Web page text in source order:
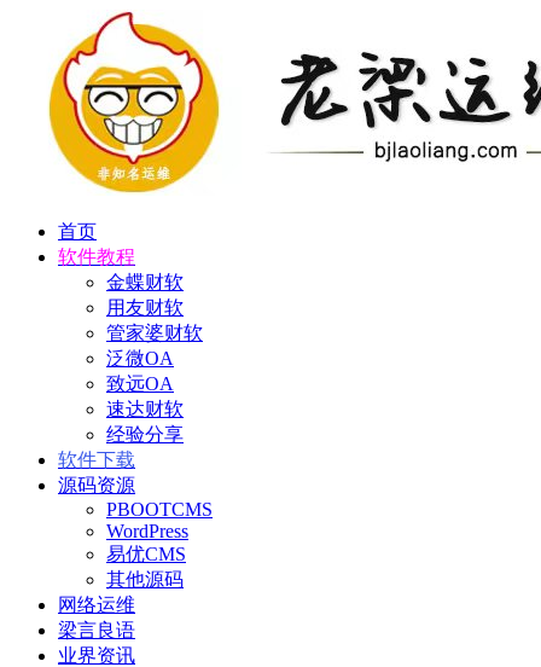
首页
软件教程
金蝶财软
用友财软
管家婆财软
泛微OA
致远OA
速达财软
经验分享
软件下载
源码资源
PBOOTCMS
WordPress
易优CMS
其他源码
网络运维
梁言良语
业界资讯